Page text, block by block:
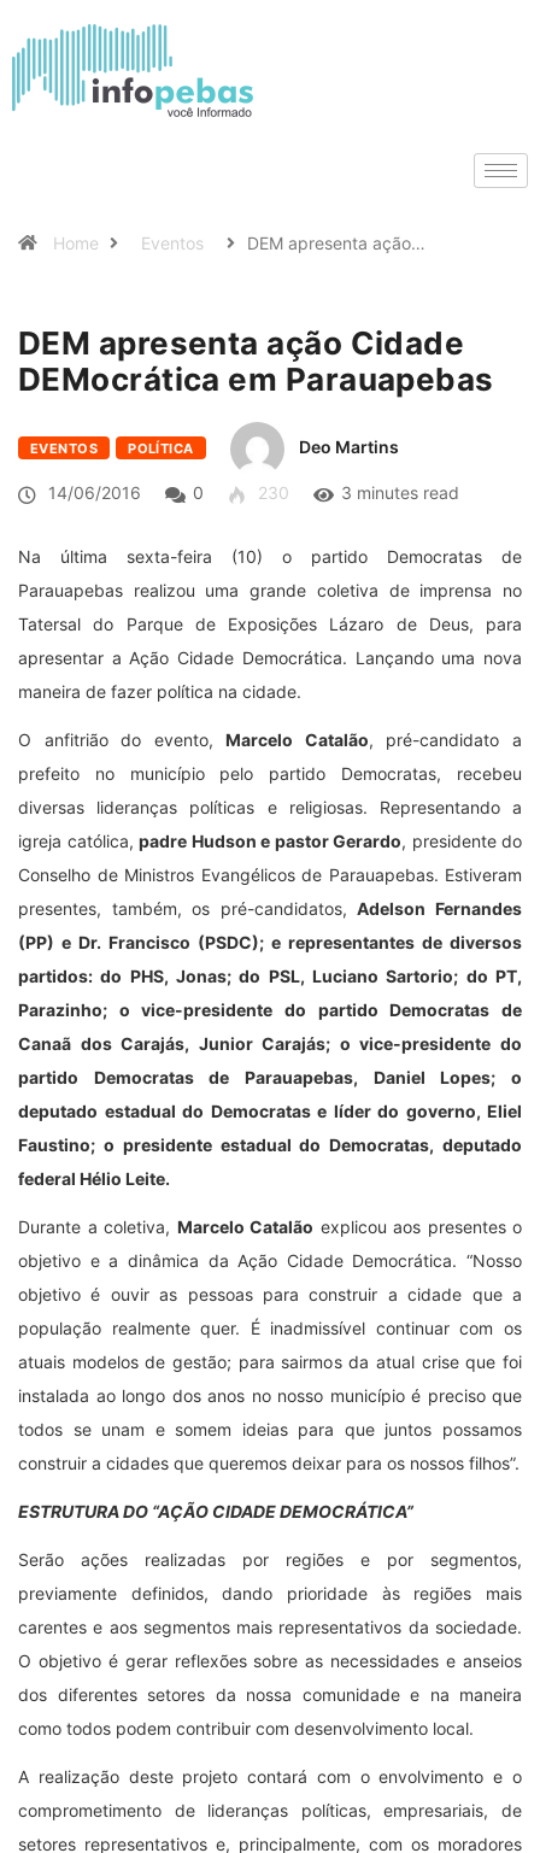
Home Eventos DEM apresenta ação…
DEM apresenta ação Cidade
DEMocrática em Parauapebas
EVENTOS POLÍTICA Deo Martins
14/06/2016 0 230 3 minutes read
Na última sexta-feira (10) o partido Democratas de
Parauapebas realizou uma grande coletiva de imprensa no
Tatersal do Parque de Exposições Lázaro de Deus, para
apresentar a Ação Cidade Democrática. Lançando uma nova
maneira de fazer política na cidade.
O anfitrião do evento,Marcelo Catalão, pré-candidato a
prefeito no município pelo partido Democratas, recebeu
diversas lideranças políticas e religiosas. Representando a
igreja católica, padre Hudson e pastor Gerardo, presidente do
Conselho de Ministros Evangélicos de Parauapebas. Estiveram
presentes, também, os pré-candidatos,Adelson Fernandes
(PP) e Dr. Francisco (PSDC); e representantes de diversos
partidos: do PHS, Jonas; do PSL, Luciano Sartorio; do PT,
Parazinho; o vice-presidente do partido Democratas de
Canaã dos Carajás, Junior Carajás; o vice-presidente do
partido Democratas de Parauapebas, Daniel Lopes; o
deputado estadual do Democratas e líder do governo, Eliel
Faustino; o presidente estadual do Democratas, deputado
federal Hélio Leite.
Durante a coletiva, Marcelo Catalão explicou aos presentes o
objetivo e a dinâmica da Ação Cidade Democrática. “Nosso
objetivo é ouvir as pessoas para construir a cidade que a
população realmente quer. É inadmissível continuar com os
atuais modelos de gestão; para sairmos da atual crise que foi
instalada ao longo dos anos no nosso município é preciso que
todos se unam e somem ideias para que juntos possamos
construir a cidades que queremos deixar para os nossos filhos”.
ESTRUTURA DO “AÇÃO CIDADE DEMOCRÁTICA”
Serão ações realizadas por regiões e por segmentos,
previamente definidos, dando prioridade às regiões mais
carentes e aos segmentos mais representativos da sociedade.
O objetivo é gerar reflexões sobre as necessidades e anseios
dos diferentes setores da nossa comunidade e na maneira
como todos podem contribuir com desenvolvimento local.
A realização deste projeto contará com o envolvimento e o
comprometimento de lideranças políticas, empresariais, de
setores representativos e, principalmente, com os moradores